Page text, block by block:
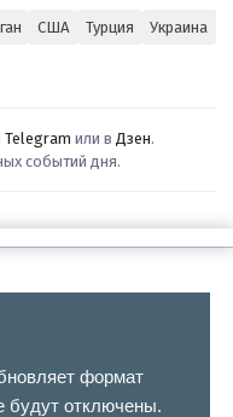
США Турция Украина
Telegram или в Дзен.
событий дня.
формат
будут отключены.